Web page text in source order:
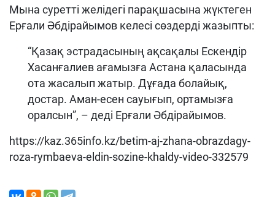
Мына суретті желідегі парақшасына жүктеген
Ерғали Әбдірайымов келесі сөздерді жазыпты:
“Қазақ эстрадасының ақсақалы Ескендір
Хасанғалиев ағамызға Астана қаласында
ота жасалып жатыр. Дұғада болайық,
достар. Аман-есен сауығып, ортамызға
оралсын”, – деді Ерғали Әбдірайымов.
https://kaz.365info.kz/betim-aj-zhana-obrazdagy-
roza-rymbaeva-eldin-sozine-khaldy-video-332579